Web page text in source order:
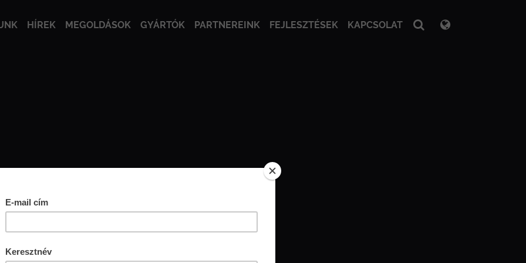
HÍREK MEGOLDÁSOK GYÁRTÓK PARTNEREINK FEJLESZTÉSEK KAPCSOLAT